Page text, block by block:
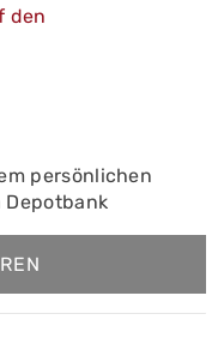
den
persönlichen
Depotbank